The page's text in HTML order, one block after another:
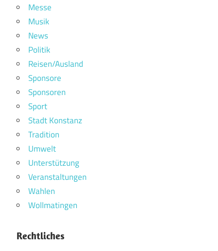
Messe
Musik
News
Politik
Reisen/Ausland
Sponsore
Sponsoren
Sport
Stadt Konstanz
Tradition
Umwelt
Unterstützung
Veranstaltungen
Wahlen
Wollmatingen
Rechtliches